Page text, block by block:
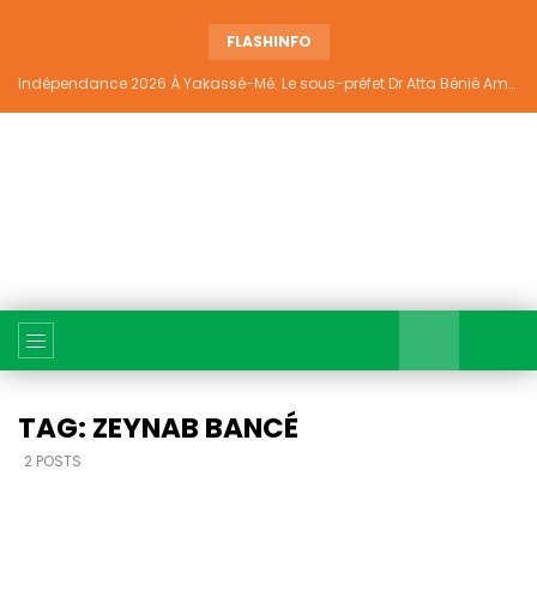
FLASHINFO
Indépendance 2026 À Yakassé-Mé: Le sous-préfet Dr Atta Bénié Amédé appelle à l’unité, à la sécurité et au développement
TAG: ZEYNAB BANCÉ
2 POSTS